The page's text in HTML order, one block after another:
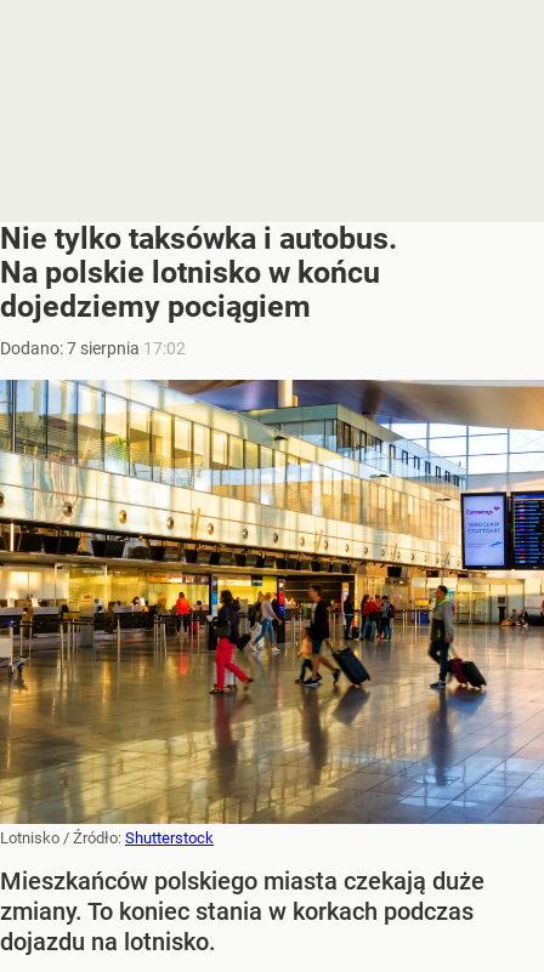
Nie tylko taksówka i autobus.
Na polskie lotnisko w końcu
dojedziemy pociągiem
Dodano:7 sierpnia 17:02
Lotnisko / Źródło: Shutterstock
Mieszkańców polskiego miasta czekają duże
zmiany. To koniec stania w korkach podczas
dojazdu na lotnisko.